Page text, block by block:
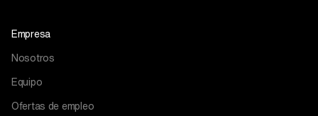
Empresa
Nosotros
Equipo
Ofertas de empleo